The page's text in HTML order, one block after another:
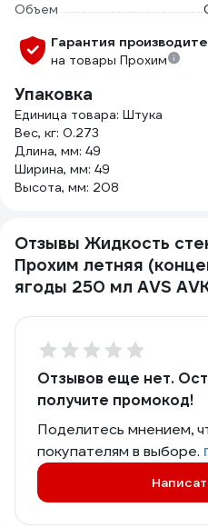
Объем
Гарантия
на товары Прохим
Упаковка
Единица товара: Штука
Вес, кг: 0.273
Длина, мм: 49
Ширина, мм: 49
Высота, мм: 208
Отзывы Жидкость
Прохим летняя
ягоды 250 мл AVS
Отзывов еще нет.
получите промокод!
Поделитесь мнением,
покупателям в выборе.